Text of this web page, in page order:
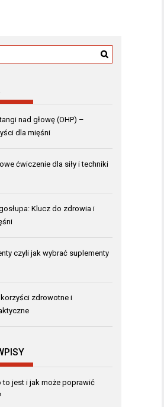
nad głowę (OHP) –
dla mięśni
ćwiczenie dla siły i techniki
Klucz do zdrowia i
czyli jak wybrać suplementy
zdrowotne i
to jest i jak może poprawić